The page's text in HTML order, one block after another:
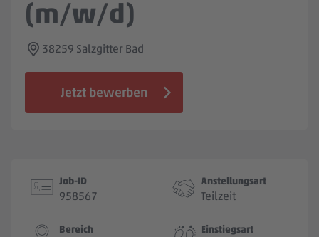
(m/w/d)
38259 Salzgitter Bad
Jetzt bewerben
Job-ID
958567
Anstellungsart
Teilzeit
Bereich Einstiegsart